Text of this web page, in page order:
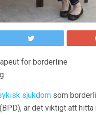
för borderline
sjukdom som
är det viktigt att hitta